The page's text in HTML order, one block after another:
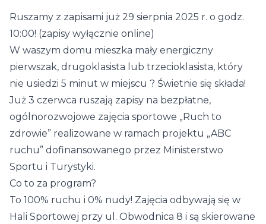
Ruszamy z zapisami już 29 sierpnia 2025 r. o godz.
10:00! (zapisy wyłącznie online)
W waszym domu mieszka mały energiczny
pierwszak, drugoklasista lub trzecioklasista, który
nie usiedzi 5 minut w miejscu ? Świetnie się składa!
Już 3 czerwca ruszają zapisy na bezpłatne,
ogólnorozwojowe zajęcia sportowe „Ruch to
zdrowie” realizowane w ramach projektu „ABC
ruchu” dofinansowanego przez Ministerstwo
Sportu i Turystyki.
Co to za program?
To 100% ruchu i 0% nudy! Zajęcia odbywają się w
Hali Sportowej przy ul. Obwodnica 8 i są skierowane